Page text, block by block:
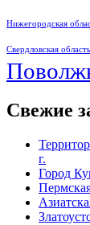
Нижегородская
Свердловская область
Свежие
г.
Город